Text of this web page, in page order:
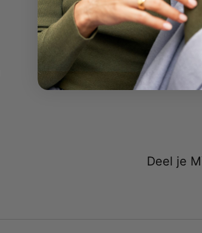
Binnen 100 dagen
retourneren
Deel je